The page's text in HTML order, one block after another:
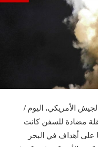
الجيش الأمريكي، اليوم /
متنقلة مضادة للسفن كانت
على أهداف في البحر